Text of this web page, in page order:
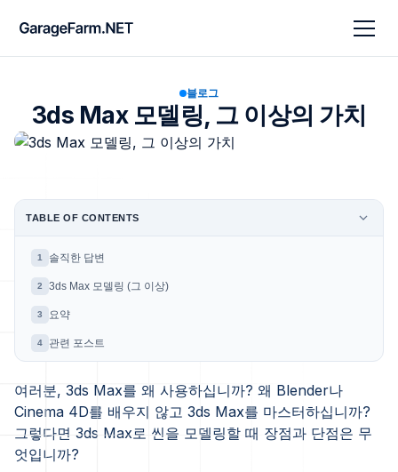
블로그
3ds Max 모델링, 그 이상의 가치
여러분, 3ds Max를 왜 사용하십니까? 왜 Blender나
Cinema 4D를 배우지 않고 3ds Max를 마스터하십니까?
그렇다면 3ds Max로 씬을 모델링할 때 장점과 단점은 무
엇입니까?
TABLE OF CONTENTS
1 솔직한 답변
2 3ds Max 모델링 (그 이상)
3 요약
4 관련 포스트